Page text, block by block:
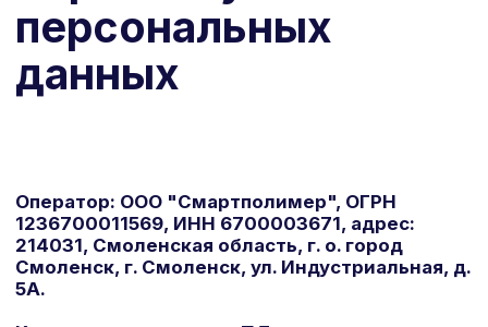
Оператор: ООО "Смартполимер", ОГРН
1236700011569, ИНН 6700003671, адрес:
214031, Смоленская область, г. о. город
Смоленск, г. Смоленск, ул. Индустриальная, д.
5А. При необходимости вы также можете
воспользоваться контактами, указанными на
сайте/в приложении Оператора.